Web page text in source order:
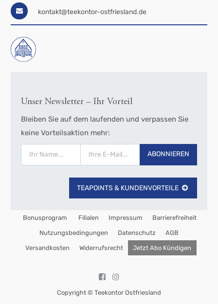
kontakt@teekontor-ostfriesland.de
Unser Newsletter – Ihr Vorteil
Bleiben Sie auf dem laufenden und verpassen Sie
keine Vorteilsaktion mehr:
ABONNIEREN
TEAPOINTS & KUNDENVORTEILE
Bonusprogram Filialen Impressum Barrierefreiheit
Nutzungsbedingungen Datenschutz AGB
Versandkosten Widerrufsrecht Jetzt Abo Kündigen
Copyright © Teekontor Ostfriesland